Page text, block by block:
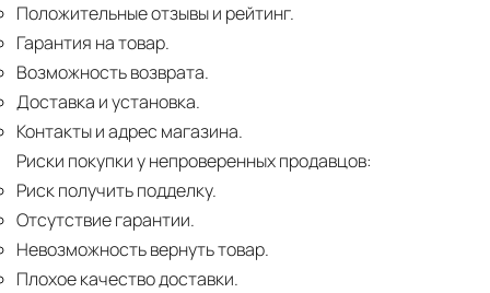
Положительные отзывы и рейтинг.
Гарантия на товар.
Возможность возврата.
Доставка и установка.
Контакты и адрес магазина.
Риски покупки у непроверенных продавцов:
Риск получить подделку.
Отсутствие гарантии.
Невозможность вернуть товар.
Плохое качество доставки.